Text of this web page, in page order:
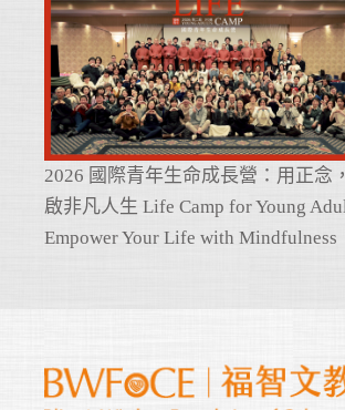
2026 國際青年生命成長營：用正念
啟非凡人生 Life Camp for Young
Empower Your Life with Mindfulness